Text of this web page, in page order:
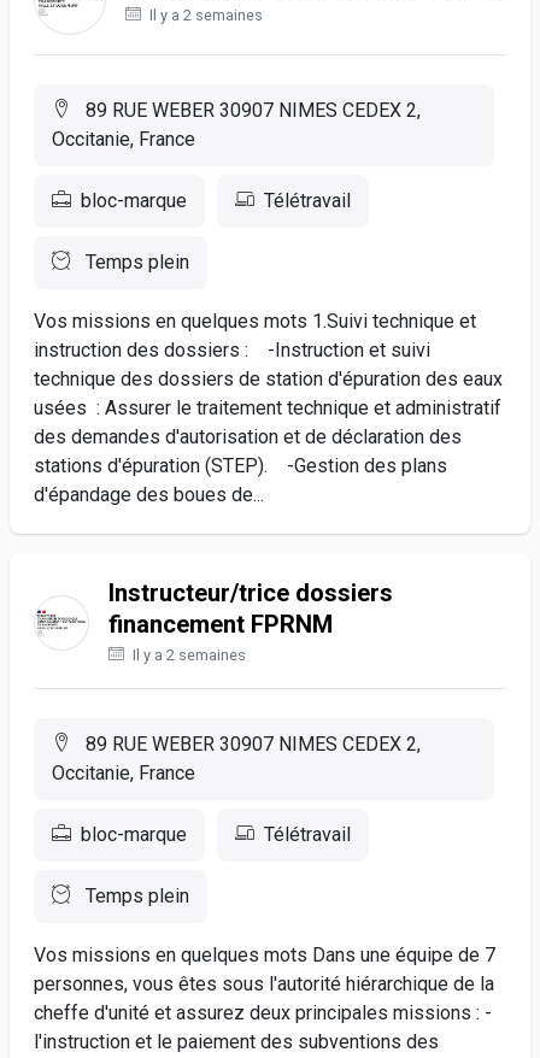
Il y a 2 semaines
89 RUE WEBER 30907 NIMES CEDEX 2,
Occitanie, France
bloc-marque Télétravail
Temps plein
Vos missions en quelques mots 1.Suivi technique et
instruction des dossiers : -Instruction et suivi
technique des dossiers de station d'épuration des eaux
usées : Assurer le traitement technique et administratif
des demandes d'autorisation et de déclaration des
stations d'épuration (STEP). -Gestion des plans
d'épandage des boues de...
Instructeur/trice dossiers
financement FPRNM
Il y a 2 semaines
89 RUE WEBER 30907 NIMES CEDEX 2,
Occitanie, France
bloc-marque Télétravail
Temps plein
Vos missions en quelques mots Dans une équipe de 7
personnes, vous êtes sous l'autorité hiérarchique de la
cheffe d'unité et assurez deux principales missions : -
l'instruction et le paiement des subventions des